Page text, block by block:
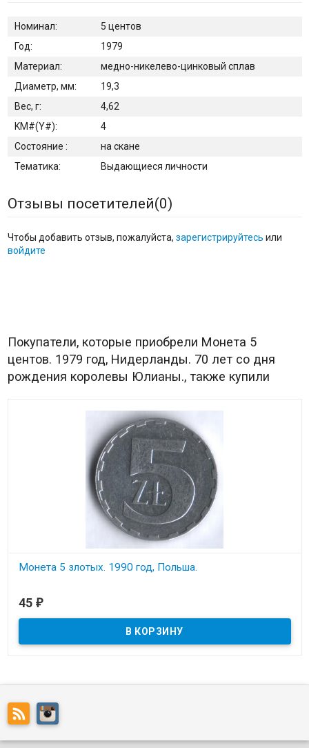
Номинал:
5 центов
Год:
1979
Материал:
медно-никелево-цинковый сплав
Диаметр, мм:
19,3
Вес, г:
4,62
KM#(Y#):
4
Состояние :
на скане
Тематика:
Выдающиеся личности
Отзывы посетителей(0)
Чтобы добавить отзыв, пожалуйста, зарегистрируйтесь или
войдите
Покупатели, которые приобрели Монета 5
центов. 1979 год, Нидерланды. 70 лет со дня
рождения королевы Юлианы., также купили
Монета 5 злотых. 1990 год, Польша.
45 ₽